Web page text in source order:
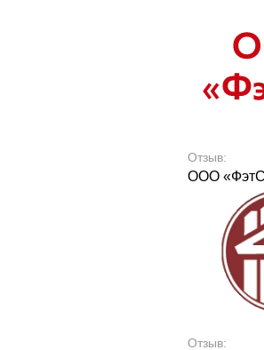
Отзыв:
ООО
Отзыв: